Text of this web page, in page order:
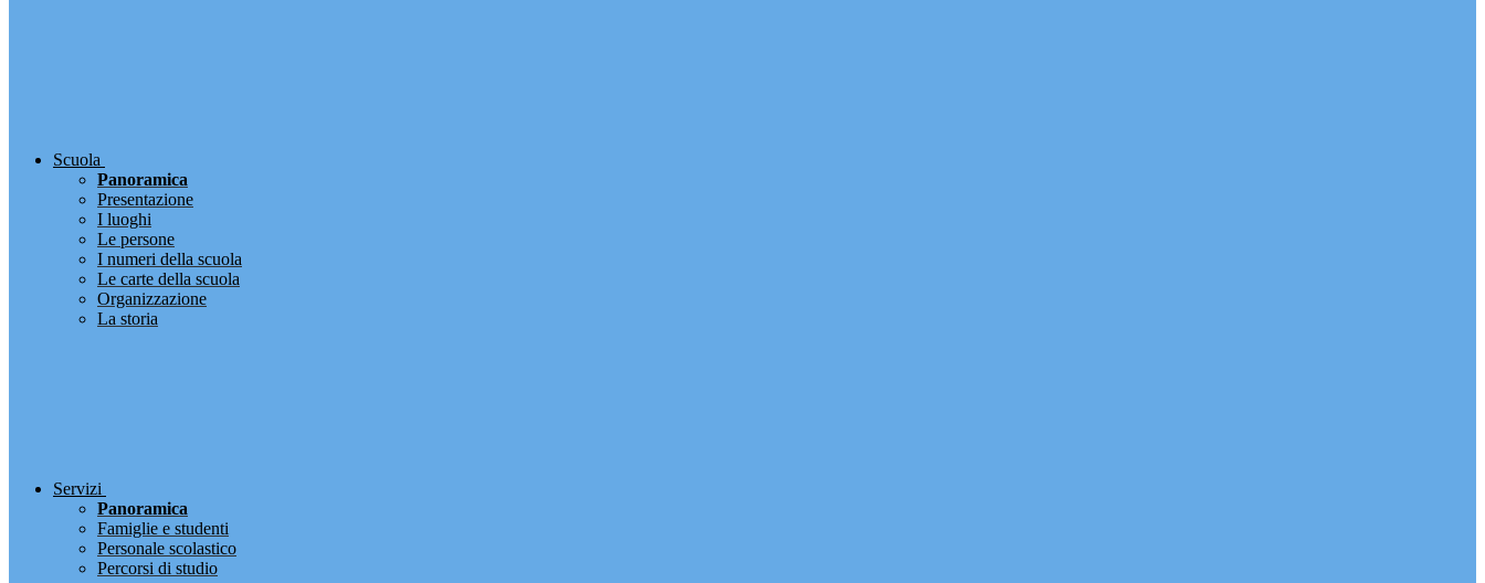
Scuola
Panoramica
Presentazione
I luoghi
Le persone
I numeri della scuola
Le carte della scuola
Organizzazione
La storia
Servizi
Panoramica
Famiglie e studenti
Personale scolastico
Percorsi di studio